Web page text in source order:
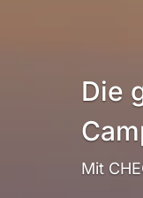
Die
Mit